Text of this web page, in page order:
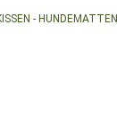
- HUNDEMATTEN